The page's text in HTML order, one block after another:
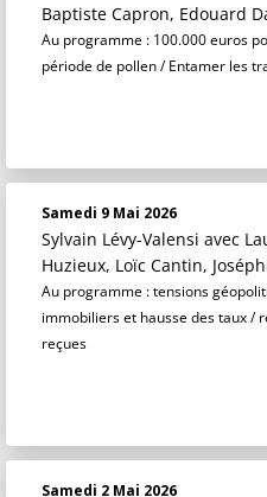
Baptiste Capron, Edouard
Au programme : 100.000 euros
période de pollen / Entamer les
Samedi 9 Mai 2026
Sylvain Lévy-Valensi avec
Huzieux, Loïc Cantin,
Au programme : tensions
immobiliers et hausse des taux /
reçues
Samedi 2 Mai 2026